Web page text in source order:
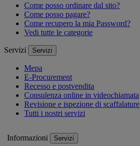
Come posso ordinare dal sito?
Come posso pagare?
Come recupero la mia Password?
Vedi tutte le categorie
Servizi Servizi
Mepa
E-Procurement
Recesso e postvendita
Consulenza online in videochiamata
Revisione e ispezione di scaffalature
Tutti i nostri servizi
Informazioni Servizi